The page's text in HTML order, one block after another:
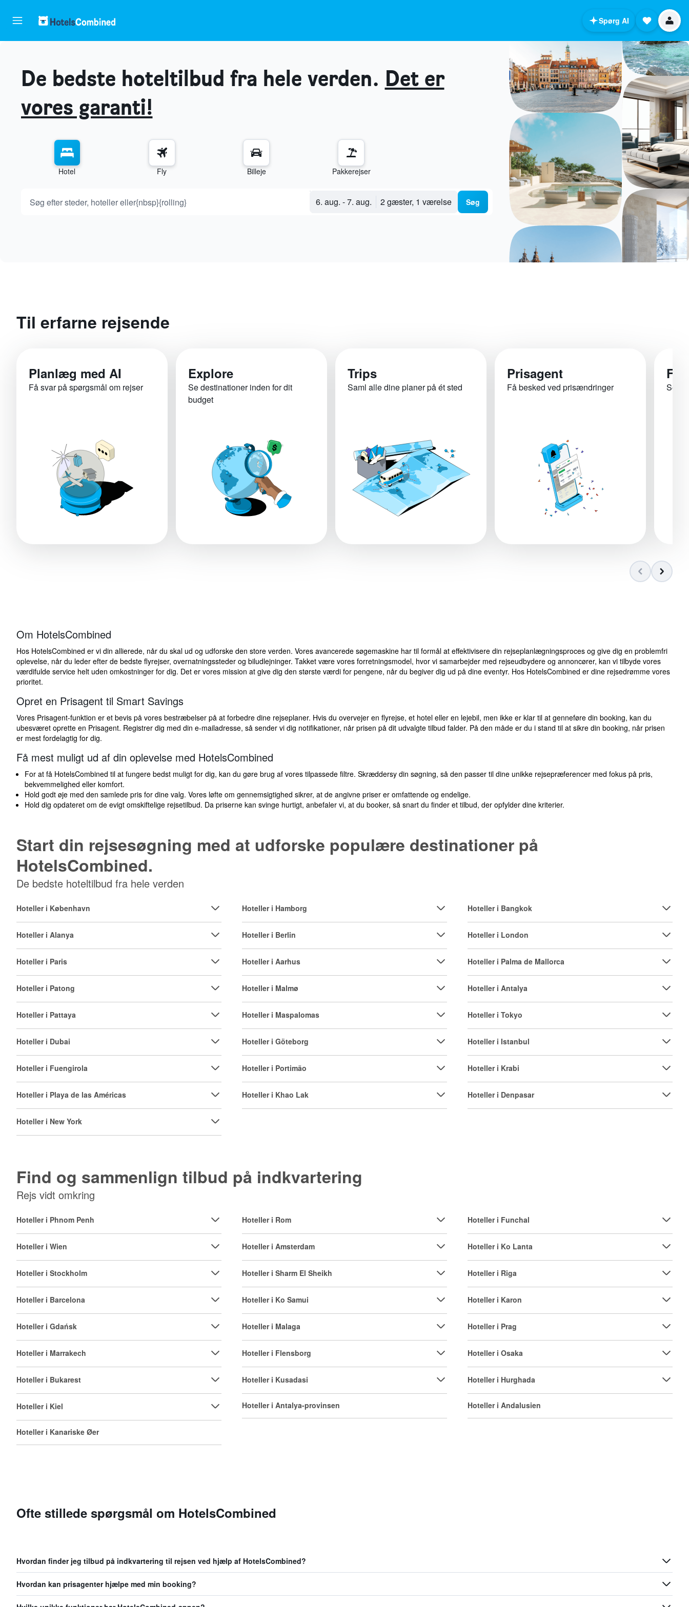
Spørg AI
De bedste hoteltilbud fra hele verden. Det er
vores garanti!
Hotel Fly Billeje Pakkerejser
Søg efter steder, hoteller eller{nbsp}{rolling} 6. aug. -7. aug. 2 gæster, 1 værelse Søg
Til erfarne rejsende
Planlæg med AI
Få svar på spørgsmål om rejser
Explore
Se destinationer inden for dit
budget
Trips
Saml alle dine planer på ét sted
Prisagent
Få besked ved prisændringer Se
Om HotelsCombined
Hos HotelsCombined er vi din allierede, når du skal ud og udforske den store verden. Vores avancerede søgemaskine har til formål at effektivisere din rejseplanlægningsproces og give dig en problemfri
oplevelse, når du leder efter de bedste flyrejser, overnatningssteder og biludlejninger. Takket være vores forretningsmodel, hvor vi samarbejder med rejseudbydere og annoncører, kan vi tilbyde vores
værdifulde service helt uden omkostninger for dig. Det er vores mission at give dig den største værdi for pengene, når du begiver dig ud på dine eventyr. Hos HotelsCombined er dine rejsedrømme vores
prioritet.
Opret en Prisagent til Smart Savings
Vores Prisagent-funktion er et bevis på vores bestræbelser på at forbedre dine rejseplaner. Hvis du overvejer en flyrejse, et hotel eller en lejebil, men ikke er klar til at genneføre din booking, kan du
ubesværet oprette en Prisagent. Registrer dig med din e-mailadresse, så sender vi dig notifikationer, når prisen på dit udvalgte tilbud falder. På den måde er du i stand til at sikre din booking, når prisen
er mest fordelagtig for dig.
Få mest muligt ud af din oplevelse med HotelsCombined
For at få HotelsCombined til at fungere bedst muligt for dig, kan du gøre brug af vores tilpassede filtre. Skræddersy din søgning, så den passer til dine unikke rejsepræferencer med fokus på pris,
bekvemmelighed eller komfort.
Hold godt øje med den samlede pris for dine valg. Vores løfte om gennemsigtighed sikrer, at de angivne priser er omfattende og endelige.
Hold dig opdateret om de evigt omskiftelige rejsetilbud. Da priserne kan svinge hurtigt, anbefaler vi, at du booker, så snart du finder et tilbud, der opfylder dine kriterier.
Start din rejsesøgning med at udforske populære destinationer på
HotelsCombined.
De bedste hoteltilbud fra hele verden
Hoteller i København
Hoteller i Alanya
Hoteller i Paris
Hoteller i Patong
Hoteller i Pattaya
Hoteller i Dubai
Hoteller i Fuengirola
Hoteller i Playa de las Américas
Hoteller i New York
Hoteller i Hamborg
Hoteller i Berlin
Hoteller i Aarhus
Hoteller i Malmø
Hoteller i Maspalomas
Hoteller i Göteborg
Hoteller i Portimão
Hoteller i Khao Lak
Hoteller i Bangkok
Hoteller i London
Hoteller i Palma de Mallorca
Hoteller i Antalya
Hoteller i Tokyo
Hoteller i Istanbul
Hoteller i Krabi
Hoteller i Denpasar
Find og sammenlign tilbud på indkvartering
Rejs vidt omkring
Hoteller i Phnom Penh
Hoteller i Wien
Hoteller i Stockholm
Hoteller i Barcelona
Hoteller i Gdańsk
Hoteller i Marrakech
Hoteller i Bukarest
Hoteller i Kiel
Hoteller i Kanariske Øer
Hoteller i Rom
Hoteller i Amsterdam
Hoteller i Sharm El Sheikh
Hoteller i Ko Samui
Hoteller i Malaga
Hoteller i Flensborg
Hoteller i Kusadasi
Hoteller i Antalya-provinsen
Hoteller i Funchal
Hoteller i Ko Lanta
Hoteller i Riga
Hoteller i Karon
Hoteller i Prag
Hoteller i Osaka
Hoteller i Hurghada
Hoteller i Andalusien
Ofte stillede spørgsmål om HotelsCombined
Hvordan finder jeg tilbud på indkvartering til rejsen ved hjælp af HotelsCombined?
Hvordan kan prisagenter hjælpe med min booking?